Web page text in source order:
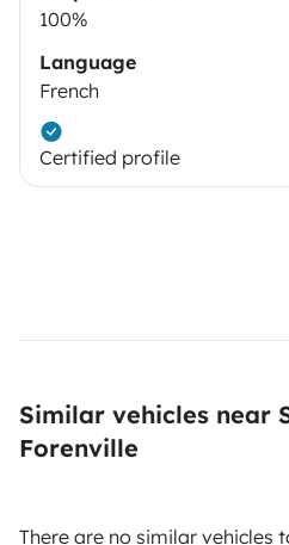
100%
Language
French
Certified profile
Similar vehicles near
Forenville
There are no similar vehicles